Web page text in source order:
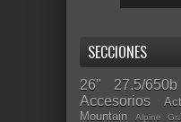
SECCIONES
26" 27.5/650b
Accesorios
Mountain
Alpine